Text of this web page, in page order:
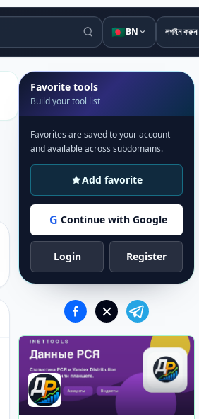
🇧🇩BN লগইন করুন
Favorite tools
Build your tool list
Favorites are saved to your account
and available across subdomains.
Add favorite
G Continue with Google
Login Register